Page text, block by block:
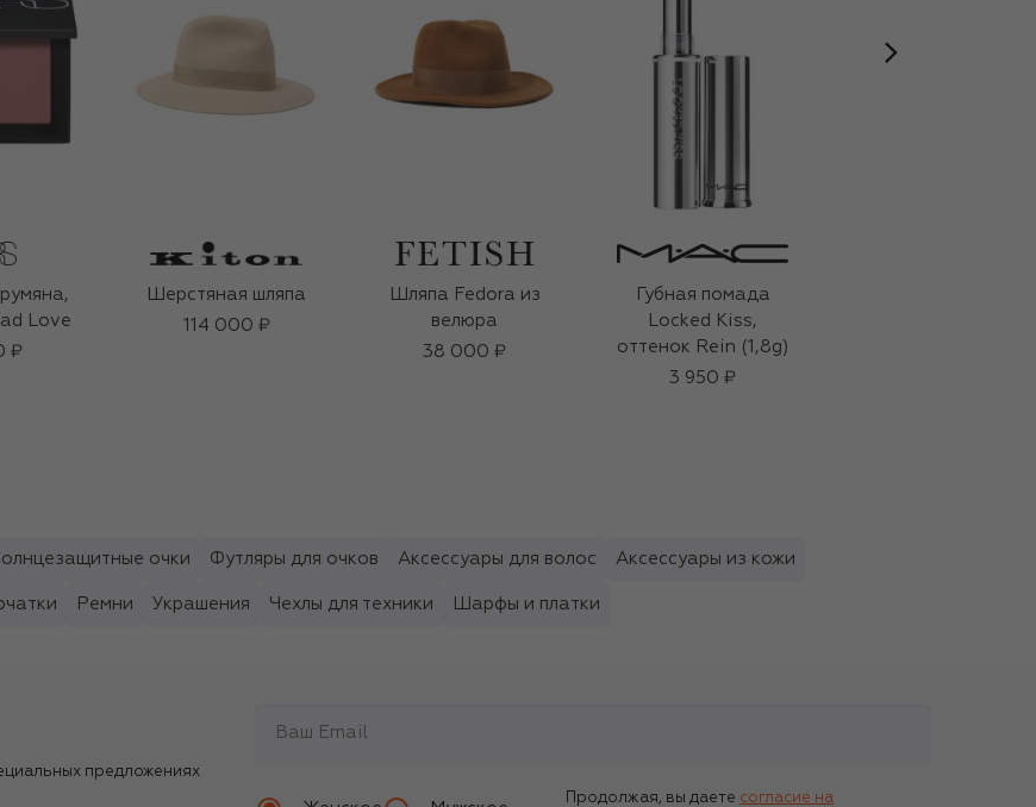
Love
₽
Шерстяная шляпа
114 000 ₽
Шляпа Fedora из
велюра
38 000 ₽
Губная помада
Locked Kiss,
оттенок Rein (1,8g)
3 950 ₽
очки Футляры для очков Аксессуары для волос Аксессуары из кожи
Ремни Украшения Чехлы для техники Шарфы и платки
предложениях
Продолжая, вы даете согласие на